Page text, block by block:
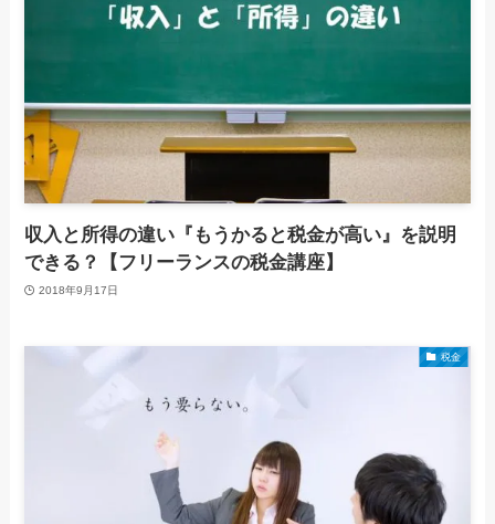
収入と所得の違い『もうかると税金が高い』を説明
できる？【フリーランスの税金講座】
2018年9月17日
税金